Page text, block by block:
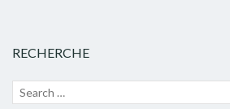
RECHERCHE
Recherche